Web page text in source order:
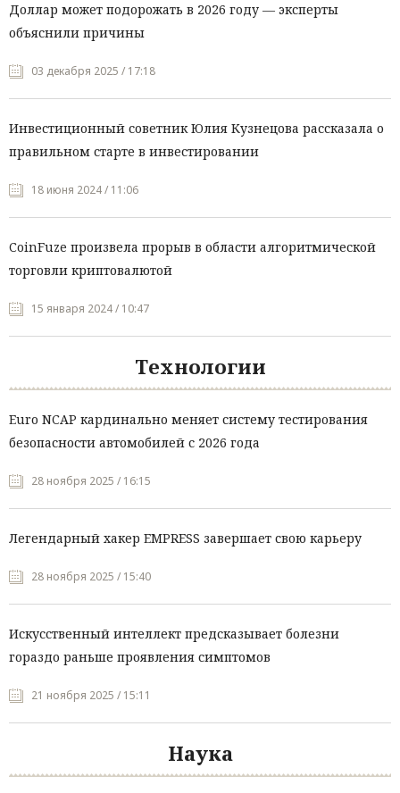
Доллар может подорожать в 2026 году — эксперты
объяснили причины
03 декабря 2025 / 17:18
Инвестиционный советник Юлия Кузнецова рассказала о
правильном старте в инвестировании
18 июня 2024 / 11:06
CoinFuze произвела прорыв в области алгоритмической
торговли криптовалютой
15 января 2024 / 10:47
Технологии
Euro NCAP кардинально меняет систему тестирования
безопасности автомобилей с 2026 года
28 ноября 2025 / 16:15
Легендарный хакер EMPRESS завершает свою карьеру
28 ноября 2025 / 15:40
Искусственный интеллект предсказывает болезни
гораздо раньше проявления симптомов
21 ноября 2025 / 15:11
Наука